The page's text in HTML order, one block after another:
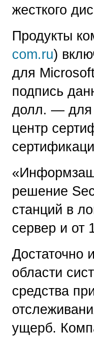
жесткого
Продукты
com.ru)
для
подпись
долл. — для
центр
решение
станций в
сервер и от
Достаточно
области
средства
ущерб.